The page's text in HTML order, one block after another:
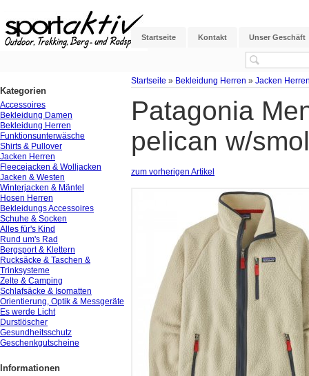
Startseite Kontakt Unser Geschäft
Startseite » Bekleidung Herren » Jacken
Patagonia
pelican w/
zum vorherigen Artikel
Kategorien
Accessoires
Bekleidung Damen
Bekleidung Herren
Funktionsunterwäsche
Shirts & Pullover
Jacken Herren
Fleecejacken & Wolljacken
Jacken & Westen
Winterjacken & Mäntel
Hosen Herren
Bekleidungs Accessoires
Schuhe & Socken
Alles für's Kind
Rund um's Rad
Bergsport & Klettern
Rucksäcke & Taschen &
Trinksysteme
Zelte & Camping
Schlafsäcke & Isomatten
Orientierung, Optik & Messgeräte
Es werde Licht
Durstlöscher
Gesundheitsschutz
Geschenkgutscheine
Informationen